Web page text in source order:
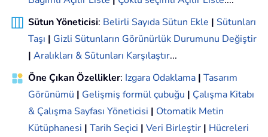
Sütun Yöneticisi: Belirli Sayıda Sütun Ekle | Sütunları
Taşı | Gizli Sütunların Görünürlük Durumunu Değiştir
| Aralıkları & Sütunları Karşılaştır...
Öne Çıkan Özellikler: Izgara Odaklama | Tasarım
Görünümü | Gelişmiş formül çubuğu | Çalışma Kitabı
& Çalışma Sayfası Yöneticisi | Otomatik Metin
Kütüphanesi | Tarih Seçici | Veri Birleştir | Hücreleri